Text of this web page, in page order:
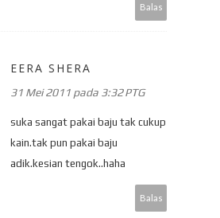
Balas
EERA SHERA
31 Mei 2011 pada 3:32 PTG
suka sangat pakai baju tak cukup
kain.tak pun pakai baju
adik.kesian tengok..haha
Balas